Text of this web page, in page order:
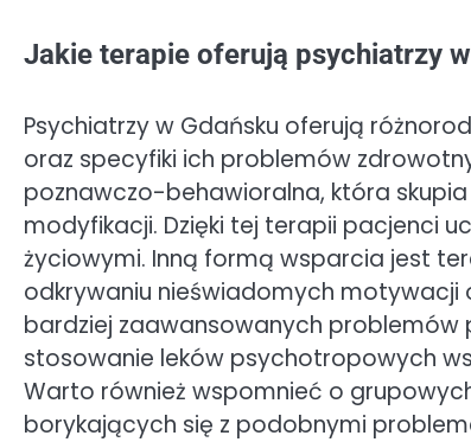
Jakie terapie oferują psychiatrzy
Psychiatrzy w Gdańsku oferują
oraz specyfiki ich problemów
poznawczo-behawioralna, która
modyfikacji. Dzięki tej terapii pacjenci
życiowymi. Inną formą wsparcia jest
odkrywaniu nieświadomych motywacji
bardziej zaawansowanych
stosowanie leków psychotropowych
Warto również wspomnieć o
borykających się z podobnymi